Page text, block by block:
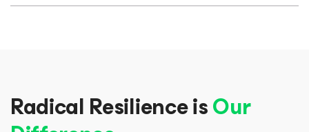
Radical Resilience isOur